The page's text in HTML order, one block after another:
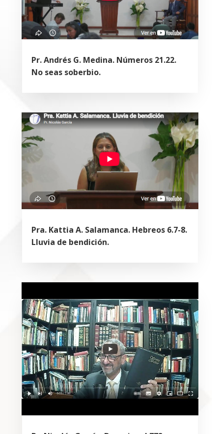
Pr. Andrés G. Medina. Números 21.22.
No seas soberbio.
Pra. Kattia A. Salamanca. Hebreos 6.7-8.
Lluvia de bendición.